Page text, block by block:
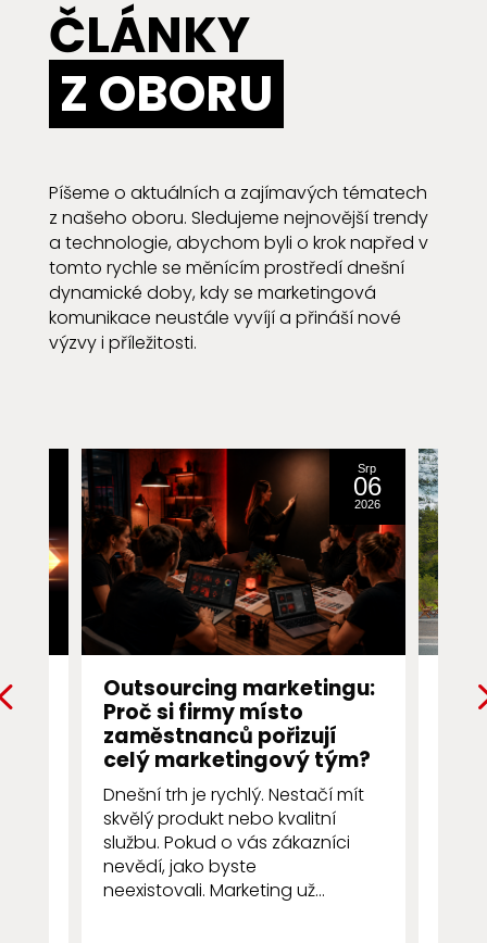
ČLÁNKY
Z OBORU
Píšeme o aktuálních a zajímavých tématech
z našeho oboru. Sledujeme nejnovější trendy
a technologie, abychom byli o krok napřed v
tomto rychle se měnícím prostředí dnešní
dynamické doby, kdy se marketingová
komunikace neustále vyvíjí a přináší nové
výzvy i příležitosti.
Srp
06
2026
Outsourcing marketingu:
Proč si firmy místo
zaměstnanců pořizují
celý marketingový tým?
Dnešní trh je rychlý. Nestačí mít
skvělý produkt nebo kvalitní
službu. Pokud o vás zákazníci
nevědí, jako byste
neexistovali. Marketing už...